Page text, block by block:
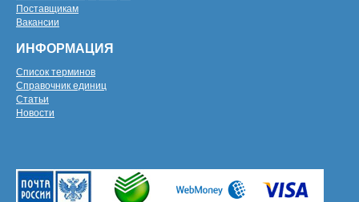
Поставщикам
Вакансии
ИНФОРМАЦИЯ
Список терминов
Справочник единиц
Статьи
Новости